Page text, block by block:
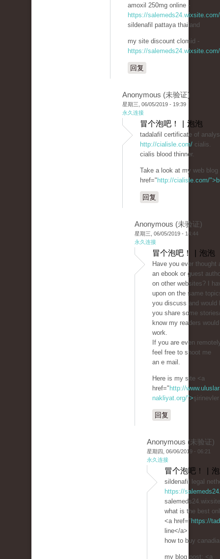
amoxil 250mg online -
https://
sildenafil pattaya thailand
my site discount clomid -
https://
回复
Anonymous (未验证)
星期三, 06/05/2019 - 19:39
永久连接
冒个泡吧！ | 泡泡
tadalafil certificate of
http://cialisle.com/ cialis.
cialis blood thinner.
Take a look at my web
href=" http://cialisle.com/
回复
Anonymous (未验证)
星期三, 06/05/2019 - 14:44
永久连接
冒个泡吧！ | 泡泡
Have you ever thought
an ebook or guest
on other websites? I
upon on the same
you discuss and would
you share some
know my readers
work.
If you are even
feel free to shoot me
an e mail.
Here is my site <a
href=" http://
nakliyat.org/">
回复
Anonymous (未验证)
星期四, 06/06/2019 - 06:21
永久连接
冒个泡吧！ |
sildenafil legal
https://
what is the best
<a href=" https://
line</a>
how to buy
my blog post; <a